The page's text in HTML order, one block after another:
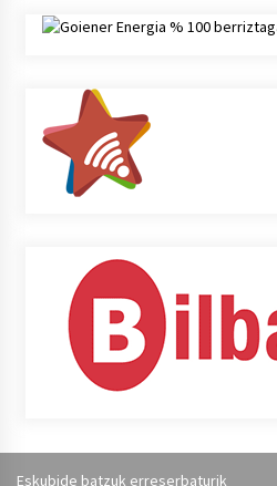
Eskubide batzuk erreserbaturik